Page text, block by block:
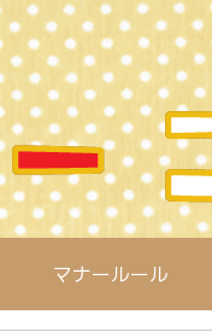
マナールール